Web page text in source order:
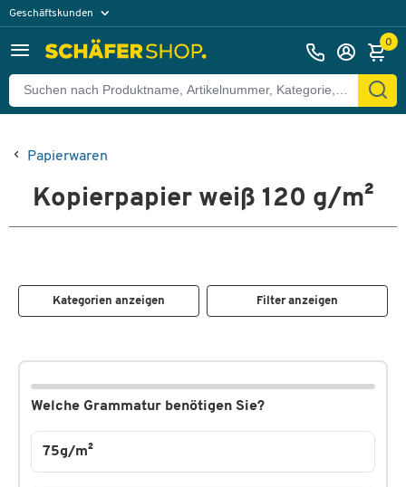
Geschäftskunden
0
Papierwaren
Kopierpapier weiß 120 g/m²
Kategorien anzeigen Filter anzeigen
Welche Grammatur benötigen Sie?
75g/m²